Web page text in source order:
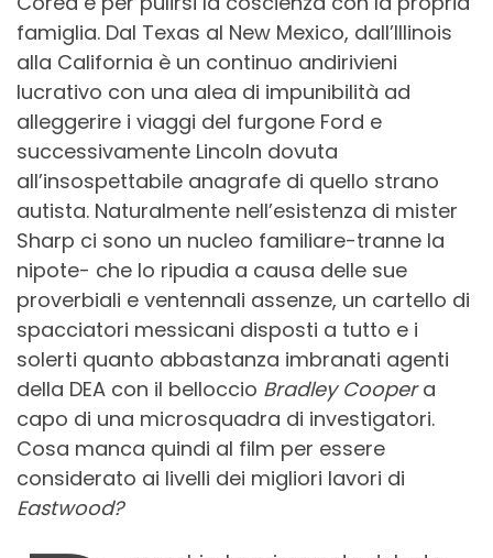
famiglia. Dal Texas al New Mexico, dall’Illinois
alla California è un continuo andirivieni
lucrativo con una alea di impunibilità ad
alleggerire i viaggi del furgone Ford e
successivamente Lincoln dovuta
all’insospettabile anagrafe di quello strano
autista. Naturalmente nell’esistenza di mister
Sharp ci sono un nucleo familiare-tranne la
nipote- che lo ripudia a causa delle sue
proverbiali e ventennali assenze, un cartello di
spacciatori messicani disposti a tutto e i
solerti quanto abbastanza imbranati agenti
della DEA con il belloccio Bradley Coopera
capo di una microsquadra di investigatori.
Cosa manca quindi al film per essere
considerato ai livelli dei migliori lavori di
Eastwood?